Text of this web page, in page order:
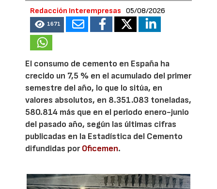
Redacción Interempresas 05/08/2026
1671
El consumo de cemento en España ha
crecido un 7,5 % en el acumulado del primer
semestre del año, lo que lo sitúa, en
valores absolutos, en 8.351.083 toneladas,
580.814 más que en el periodo enero-junio
del pasado año, según las últimas cifras
publicadas en la Estadística del Cemento
difundidas porOficemen.